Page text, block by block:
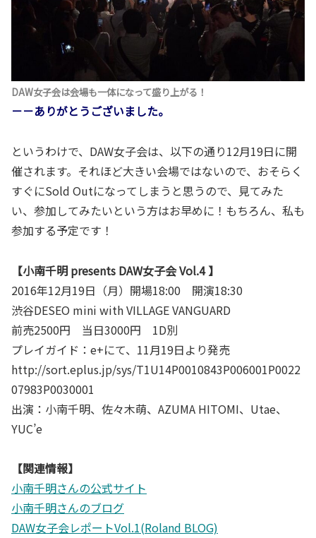
DAW女子会は会場も一体になって盛り上がる！
－－ありがとうございました。
というわけで、DAW女子会は、以下の通り12月19日に開
催されます。それほど大きい会場ではないので、おそらく
すぐにSold Outになってしまうと思うので、見てみた
い、参加してみたいという方はお早めに！もちろん、私も
参加する予定です！
【小南千明 presents DAW女子会 Vol.4 】
2016年12月19日（月）開場18:00 開演18:30
渋谷DESEO mini with VILLAGE VANGUARD
前売2500円 当日3000円 1D別
プレイガイド：e+にて、11月19日より発売
http://sort.eplus.jp/sys/T1U14P0010843P006001P0022
07983P0030001
出演：小南千明、佐々木萌、AZUMA HITOMI、Utae、
YUC’e
【関連情報】
小南千明さんの公式サイト
小南千明さんのブログ
DAW女子会レポートVol.1(Roland BLOG)